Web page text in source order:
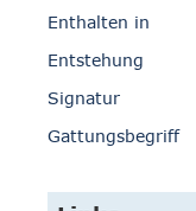
Enthalten in
Entstehung
Signatur
Gattungsbegriff